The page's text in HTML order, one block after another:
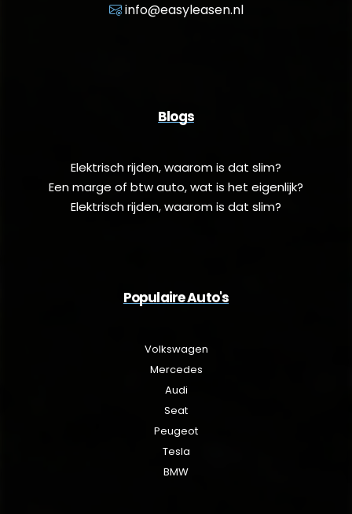
info@easyleasen.nl
Blogs
Elektrisch rijden, waarom is dat slim?
Een marge of btw auto, wat is het eigenlijk?
Elektrisch rijden, waarom is dat slim?
Populaire Auto's
Volkswagen
Mercedes
Audi
Seat
Peugeot
Tesla
BMW